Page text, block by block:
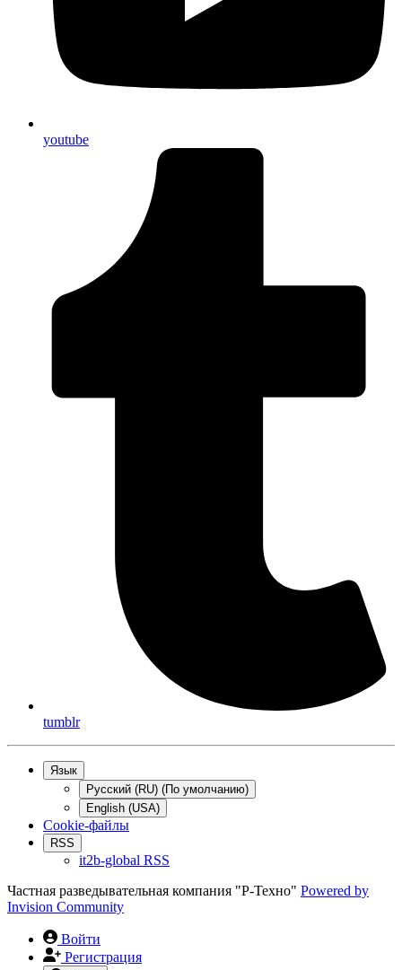
youtube
tumblr
Язык
Русский (RU) (По умолчанию)
English (USA)
Cookie-файлы
RSS
it2b-global RSS
Частная разведывательная компания "Р-Техно" Powered by
Invision Community
Войти
Регистрация